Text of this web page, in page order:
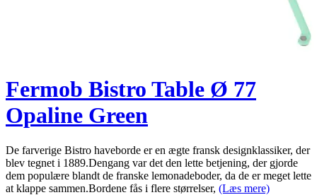
Fermob Bistro Table Ø 77
Opaline Green
De farverige Bistro haveborde er en ægte fransk designklassiker, der
blev tegnet i 1889.Dengang var det den lette betjening, der gjorde
dem populære blandt de franske lemonadeboder, da de er meget lette
at klappe sammen.Bordene fås i flere størrelser, (Læs mere)